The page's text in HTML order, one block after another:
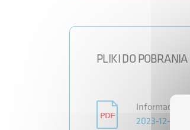
PLIKI DO POBRANIA
Informacja o
2023-12-05